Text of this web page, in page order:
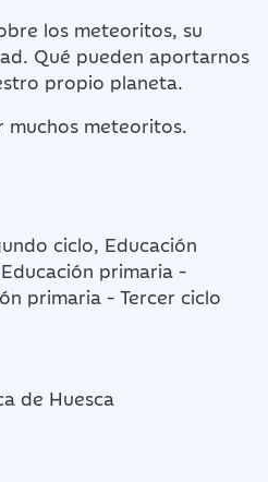
los meteoritos, su
Qué pueden aportarnos
propio planeta.
muchos meteoritos.
ciclo, Educación
primaria -
primaria - Tercer ciclo
de Huesca